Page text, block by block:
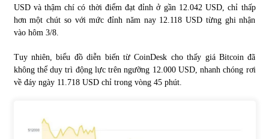
13/10/2021
13/10/2021
USD và thậm chí có thời điểm đạt đỉnh ở gần 12.042 USD, chỉ thấp
hơn một chút so với mức đỉnh năm nay 12.118 USD từng ghi nhận
vào hôm 3/8.
Tuy nhiên, biểu đồ diễn biến từ CoinDesk cho thấy giá Bitcoin đã
không thể duy trì động lực trên ngưỡng 12.000 USD, nhanh chóng rơi
về đáy ngày 11.718 USD chỉ trong vòng 45 phút.